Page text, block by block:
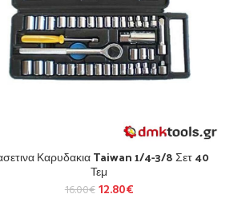
Καρυδακια Taiwan 1/4-3/8 Σετ 40
Τεμ
16.00€ 12.80€